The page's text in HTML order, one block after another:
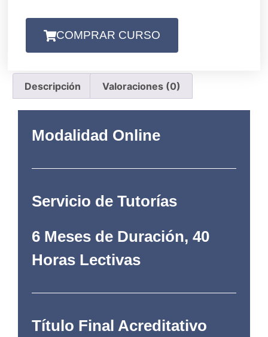
COMPRAR CURSO
Descripción Valoraciones (0)
Modalidad Online
Servicio de Tutorías
6 Meses de Duración, 40
Horas Lectivas
Título Final Acreditativo